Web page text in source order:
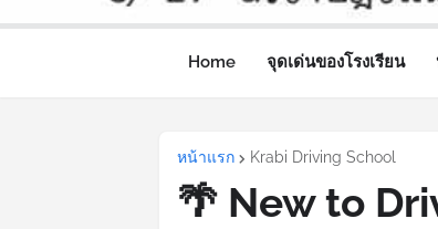
Home จุดเด่นของโรงเรียน
หน้าแรก Krabi Driving School
🌴 New to